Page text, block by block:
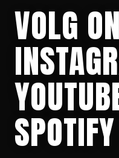
VOLG
SPOTIFY